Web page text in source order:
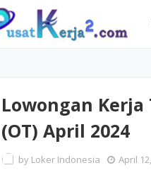
Lowongan
(OT) April 2024
by Loker Indonesia April